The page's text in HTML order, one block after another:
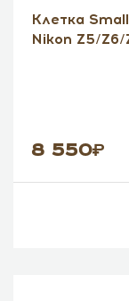
Клетка
Nikon Z5/
8 550